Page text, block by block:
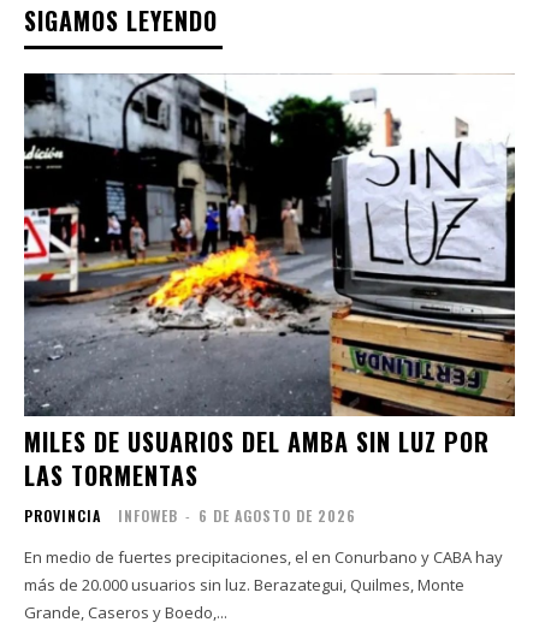
SIGAMOS LEYENDO
MILES DE USUARIOS DEL AMBA SIN LUZ POR
LAS TORMENTAS
PROVINCIA INFOWEB - 6 DE AGOSTO DE 2026
En medio de fuertes precipitaciones, el en Conurbano y CABA hay
más de 20.000 usuarios sin luz. Berazategui, Quilmes, Monte
Grande, Caseros y Boedo,...